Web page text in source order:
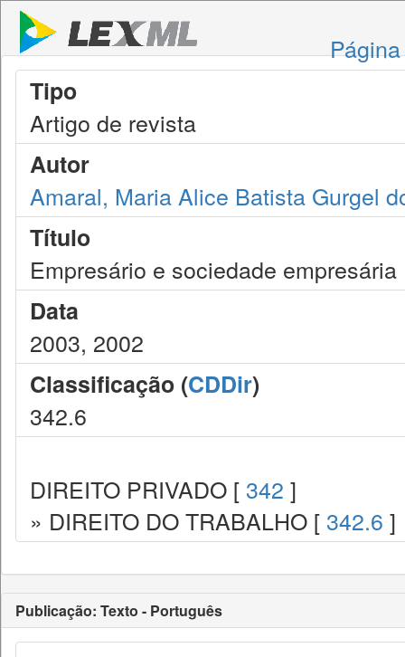
Tipo
Artigo de revista
Autor
Amaral, Maria Alice Batista Gurgel
Título
Empresário e sociedade empresária
Data
2003, 2002
Classificação (CDDir)
342.6
DIREITO PRIVADO [ 342 ]
» DIREITO DO TRABALHO [ 342.6 ]
Publicação: Texto - Português